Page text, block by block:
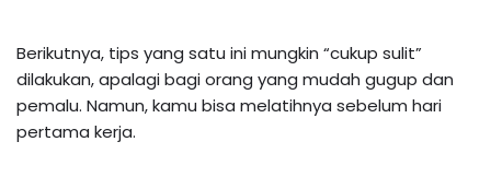
Berikutnya, tips yang satu ini mungkin “cukup sulit”
dilakukan, apalagi bagi orang yang mudah gugup dan
pemalu. Namun, kamu bisa melatihnya sebelum hari
pertama kerja.